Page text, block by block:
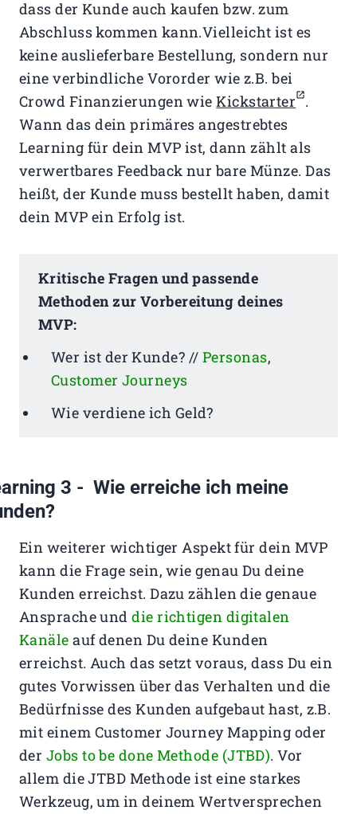
dass der Kunde auch kaufen bzw. zum
Abschluss kommen kann.Vielleicht ist es
keine auslieferbare Bestellung, sondern nur
eine verbindliche Vororder wie z.B. bei
Crowd Finanzierungen wieKickstarter .
Wann das dein primäres angestrebtes
Learning für dein MVP ist, dann zählt als
verwertbares Feedback nur bare Münze. Das
heißt, der Kunde muss bestellt haben, damit
dein MVP ein Erfolg ist.
Kritische Fragen und passende
Methoden zur Vorbereitung deines
MVP:
Wer ist der Kunde? // Personas,
Customer Journeys
Wie verdiene ich Geld?
3 - Wie erreiche ich meine
Ein weiterer wichtiger Aspekt für dein MVP
kann die Frage sein, wie genau Du deine
Kunden erreichst. Dazu zählen die genaue
Ansprache unddie richtigen digitalen
Kanäle auf denen Du deine Kunden
erreichst. Auch das setzt voraus, dass Du ein
gutes Vorwissen über das Verhalten und die
Bedürfnisse des Kunden aufgebaut hast, z.B.
mit einem Customer Journey Mapping oder
der Jobs to be done Methode (JTBD). Vor
allem die JTBD Methode ist eine starkes
Werkzeug, um in deinem Wertversprechen